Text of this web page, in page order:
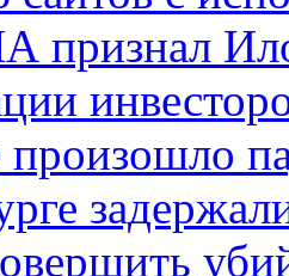
признал